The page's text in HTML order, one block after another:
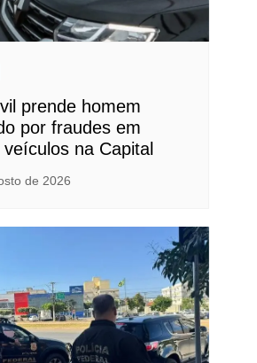
prende homem
por fraudes em
na Capital
de 2026